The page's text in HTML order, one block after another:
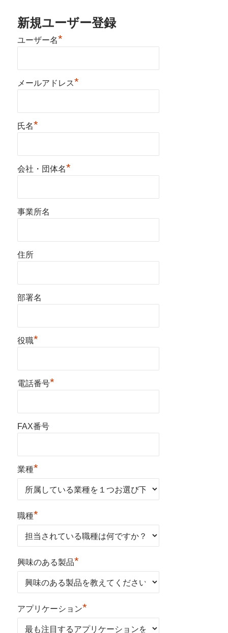
新規ユーザー登録
ユーザー名*
メールアドレス*
氏名*
会社・団体名*
事業所名
住所
部署名
役職*
電話番号*
FAX番号
業種*
職種*
興味のある製品*
アプリケーション*